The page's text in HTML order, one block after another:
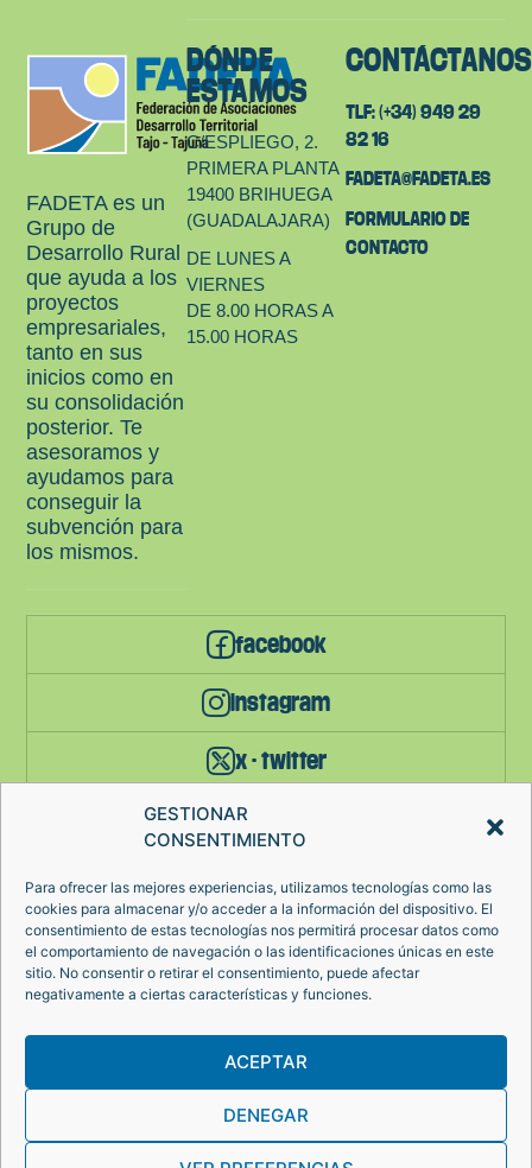
GESTIONAR
CONSENTIMIENTO
Para ofrecer las mejores experiencias, utilizamos tecnologías como las
cookies para almacenar y/o acceder a la información del dispositivo. El
consentimiento de estas tecnologías nos permitirá procesar datos como
el comportamiento de navegación o las identificaciones únicas en este
sitio. No consentir o retirar el consentimiento, puede afectar
negativamente a ciertas características y funciones.
ACEPTAR
DENEGAR
FADETA es un
Grupo de
Desarrollo Rural
que ayuda a los
proyectos
empresariales,
tanto en sus
inicios como en
su consolidación
posterior. Te
asesoramos y
ayudamos para
conseguir la
subvención para
los mismos.
DÓNDE
ESTAMOS
C/ESPLIEGO, 2.
PRIMERA PLANTA
19400 BRIHUEGA
(GUADALAJARA)
DE LUNES A
VIERNES
DE 8.00 HORAS A
15.00 HORAS
CONTÁCTANOS
TLF: (+34) 949 29
82 16
FADETA@FADETA.ES
FORMULARIO DE
CONTACTO
facebook
instagram
x - twitter
YouTube
AVISO LEGAL
POLÍTICA DE PRIVACIDAD
POLÍTICA DE COOKIES